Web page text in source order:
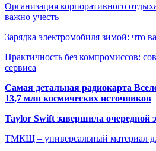
Организация корпоративного
важно учесть
Зарядка электромобиля зимой: что
Практичность без компромиссов:
сервиса
Самая детальная радиокарта
13,7 млн космических источников
Taylor Swift завершила очередной
ТМКЩ – универсальный материал